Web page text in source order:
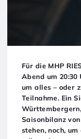
Für die MHP
Abend um 20:30
um alles – oder
Teilnahme. Ein
Saisonbilanz
stehen, noch,